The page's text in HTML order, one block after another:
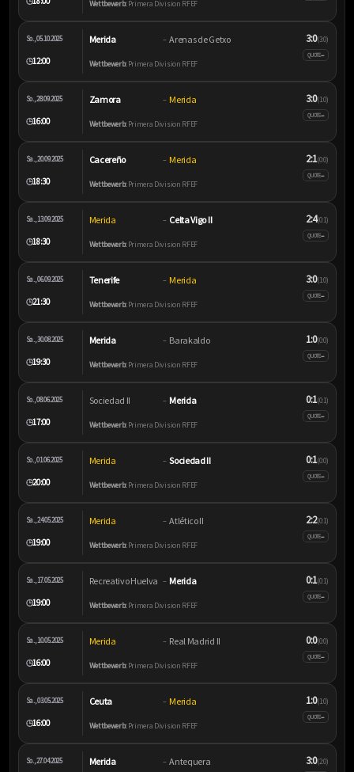
Wettbewerb:Primera Division RFEF
So., 05.10.2025
🕒12:00
Merida – Arenas de Getxo
Wettbewerb:Primera Division RFEF
3:0(3:0)
QUOTE–
So., 28.09.2025
🕒16:00
Zamora – Merida
Wettbewerb:Primera Division RFEF
3:0(1:0)
QUOTE–
Sa., 20.09.2025
🕒18:30
Cacereño – Merida
Wettbewerb:Primera Division RFEF
2:1(0:0)
QUOTE–
Sa., 13.09.2025
🕒18:30
Merida – Celta Vigo II
Wettbewerb:Primera Division RFEF
2:4(0:1)
QUOTE–
Sa., 06.09.2025
🕒21:30
Tenerife – Merida
Wettbewerb:Primera Division RFEF
3:0(1:0)
QUOTE–
Sa., 30.08.2025
🕒19:30
Merida – Barakaldo
Wettbewerb:Primera Division RFEF
1:0(0:0)
QUOTE–
So., 08.06.2025
🕒17:00
Sociedad II – Merida
Wettbewerb:Primera Division RFEF
0:1(0:1)
QUOTE–
So., 01.06.2025
🕒20:00
Merida – Sociedad II
Wettbewerb:Primera Division RFEF
0:1(0:0)
QUOTE–
Sa., 24.05.2025
🕒19:00
Merida – Atlético II
Wettbewerb:Primera Division RFEF
2:2(0:1)
QUOTE–
Sa., 17.05.2025
🕒19:00
Recreativo Huelva – Merida
Wettbewerb:Primera Division RFEF
0:1(0:1)
QUOTE–
Sa., 10.05.2025
🕒16:00
Merida – Real Madrid II
Wettbewerb:Primera Division RFEF
0:0(0:0)
QUOTE–
Sa., 03.05.2025
🕒16:00
Ceuta – Merida
Wettbewerb:Primera Division RFEF
1:0(1:0)
QUOTE–
So., 27.04.2025 Merida – Antequera 3:0(2:0)